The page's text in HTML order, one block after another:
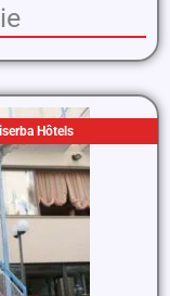
Hôtels